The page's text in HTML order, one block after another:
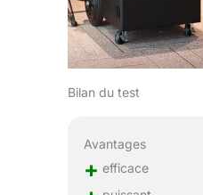
Bilan du test
Avantages
+ efficace